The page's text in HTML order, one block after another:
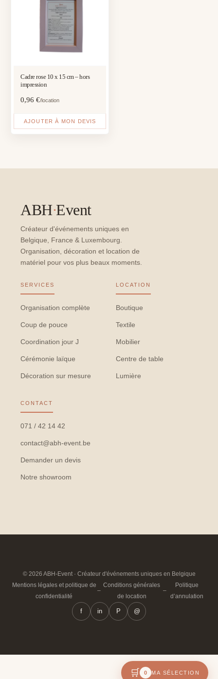
Cadre rose 10 x 15 cm – hors
impression
0,96€/location
AJOUTER À MON DEVIS
ABH·Event
Créateur d'événements uniques en
Belgique, France & Luxembourg.
Organisation, décoration et location de
matériel pour vos plus beaux moments.
SERVICES
Organisation complète
Coup de pouce
Coordination jour J
Cérémonie laïque
Décoration sur mesure
LOCATION
Boutique
Textile
Mobilier
Centre de table
Lumière
CONTACT
071 / 42 14 42
contact@abh-event.be
Demander un devis
Notre showroom
© 2026 ABH-Event · Créateur d'événements uniques en Belgique
Mentions légales et politique de
confidentialité
–
Conditions générales
de location
–
Politique
d’annulation
f in P @
🛒 0 MA SÉLECTION